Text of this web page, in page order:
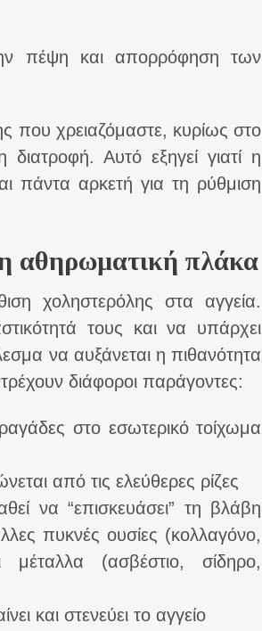
πέψη και απορρόφηση των
που χρειαζόμαστε, κυρίως στο
Αυτό εξηγεί γιατί η
πάντα αρκετή για τη ρύθμιση
αθηρωματική πλάκα
χοληστερόλης στα αγγεία.
τους και να υπάρχει
να αυξάνεται η πιθανότητα
διάφοροι παράγοντες:
στο εσωτερικό τοίχωμα
από τις ελεύθερες ρίζες
να “επισκευάσει” τη βλάβη
πυκνές ουσίες (κολλαγόνο,
(ασβέστιο, σίδηρο,
και στενεύει το αγγείο